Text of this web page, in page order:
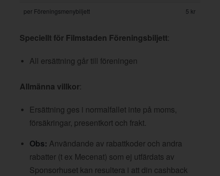
per Föreningsmenybiljett
5 kr
Speciellt för Filmstaden Föreningsbiljett:
All ersättning går till föreningen
Allmänna villkor:
Ersättning ges i normalfallet inte på moms,
försäkringar, presentkort och frakt.
Obs: Användande av rabattkoder och andra
rabatter (t ex Mecenat) som ej utfärdats av
Sponsorhuset kan resultera i att din cashback